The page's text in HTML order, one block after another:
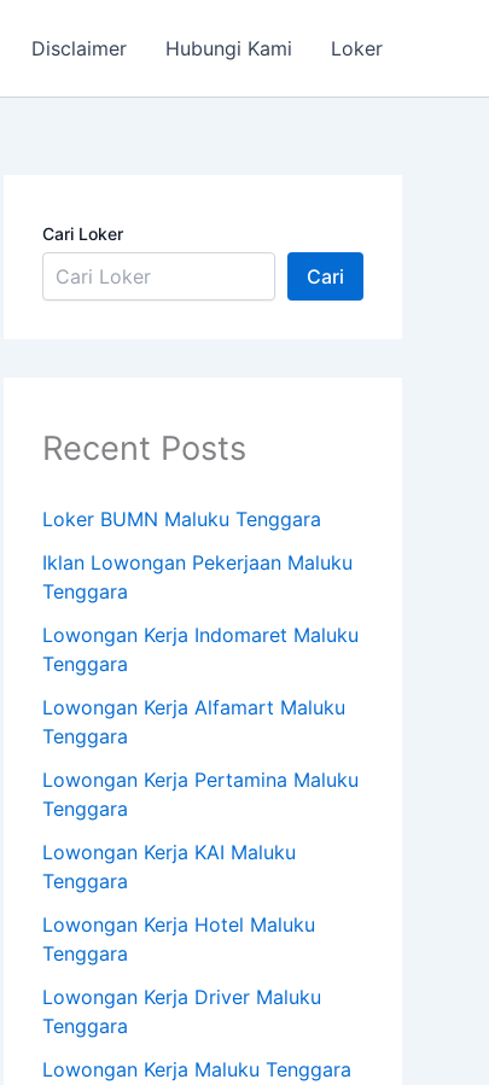
Disclaimer Hubungi Kami Loker
Cari Loker
Cari
Recent Posts
Loker BUMN Maluku Tenggara
Iklan Lowongan Pekerjaan Maluku
Tenggara
Lowongan Kerja Indomaret Maluku
Tenggara
Lowongan Kerja Alfamart Maluku
Tenggara
Lowongan Kerja Pertamina Maluku
Tenggara
Lowongan Kerja KAI Maluku
Tenggara
Lowongan Kerja Hotel Maluku
Tenggara
Lowongan Kerja Driver Maluku
Tenggara
Lowongan Kerja Maluku Tenggara